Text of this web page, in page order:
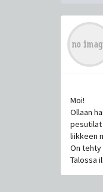
Moi!
Ollaan
pesutilat
liikkeen
On tehty
Talossa